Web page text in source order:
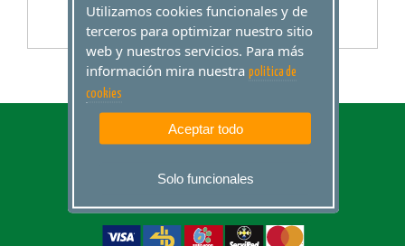
Utilizamos cookies funcionales y de
terceros para optimizar nuestro sitio
web y nuestros servicios. Para más
información mira nuestra politica de
cookies
Aceptar todo
Solo funcionales